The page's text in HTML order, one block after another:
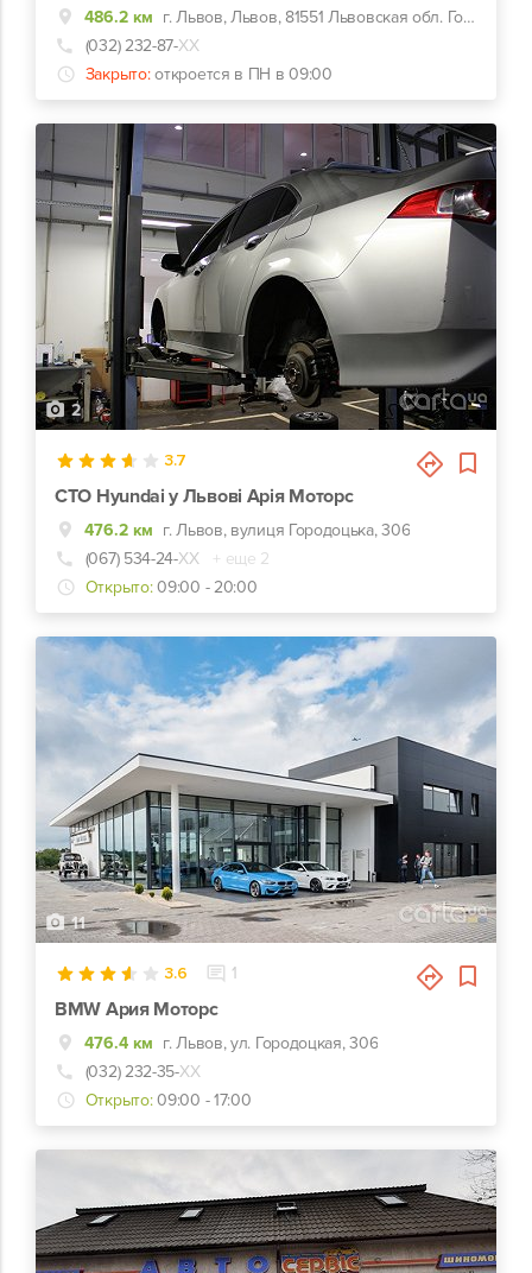
486.2 км
г. Львов, Львов, 81551 Львовская обл. Городокский район с. Воля-Бартативская ул. Львовская
(032) 232-87-ХХ
Закрыто: откроется в ПН в 09:00
2
3.7
СТО Hyundai у Львові Арія Моторс
476.2 км г. Львов, вулиця Городоцька, 306
(067) 534-24-ХХ
+ еще 2
Открыто: 09:00 - 20:00
11
3.6 1
BMW Ария Моторс
476.4 км г. Львов, ул. Городоцкая, 306
(032) 232-35-ХХ
Открыто: 09:00 - 17:00